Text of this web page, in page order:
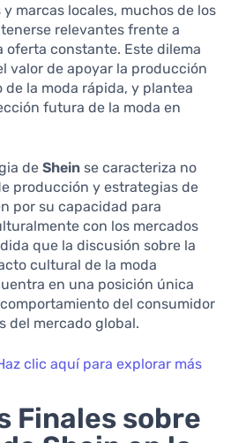
marcas locales, muchos de los
relevantes frente a
oferta constante. Este dilema
valor de apoyar la producción
la moda rápida, y plantea
futura de la moda en
de Shein se caracteriza no
producción y estrategias de
por su capacidad para
con los mercados
que la discusión sobre la
cultural de la moda
en una posición única
del consumidor
del mercado global.
clic aquí para explorar más
Finales sobre